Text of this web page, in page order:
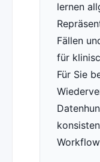
lernen
Fällen
für
Für Sie